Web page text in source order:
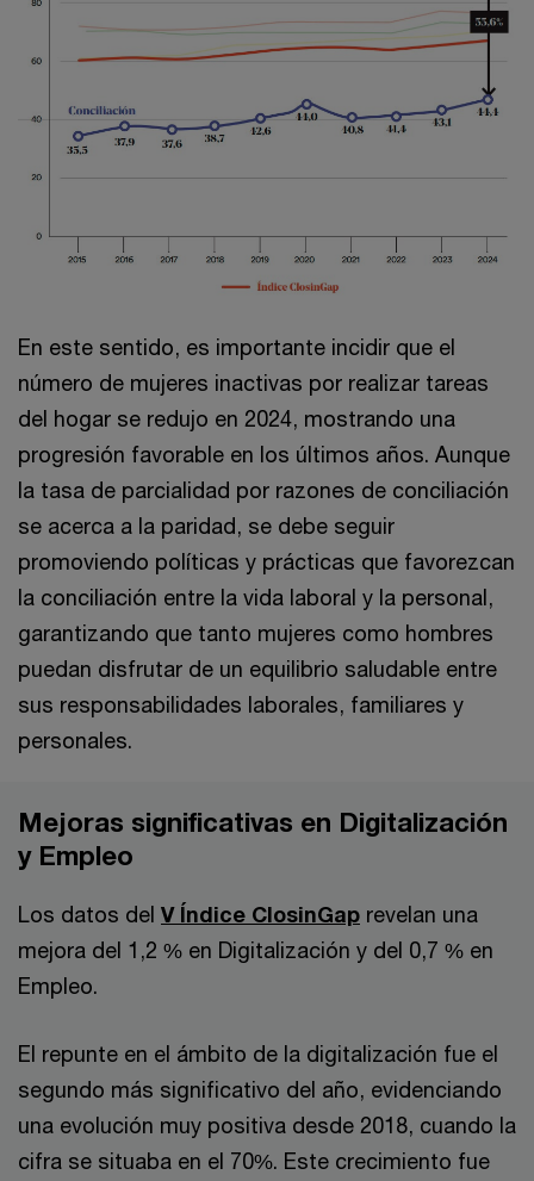
En este sentido, es importante incidir que el
número de mujeres inactivas por realizar tareas
del hogar se redujo en 2024, mostrando una
progresión favorable en los últimos años. Aunque
la tasa de parcialidad por razones de conciliación
se acerca a la paridad, se debe seguir
promoviendo políticas y prácticas que favorezcan
la conciliación entre la vida laboral y la personal,
garantizando que tanto mujeres como hombres
puedan disfrutar de un equilibrio saludable entre
sus responsabilidades laborales, familiares y
personales.
Mejoras significativas en Digitalización
y Empleo
Los datos del V Índice ClosinGap revelan una
mejora del 1,2 % en Digitalización y del 0,7 % en
Empleo.
El repunte en el ámbito de la digitalización fue el
segundo más significativo del año, evidenciando
una evolución muy positiva desde 2018, cuando la
cifra se situaba en el 70%. Este crecimiento fue